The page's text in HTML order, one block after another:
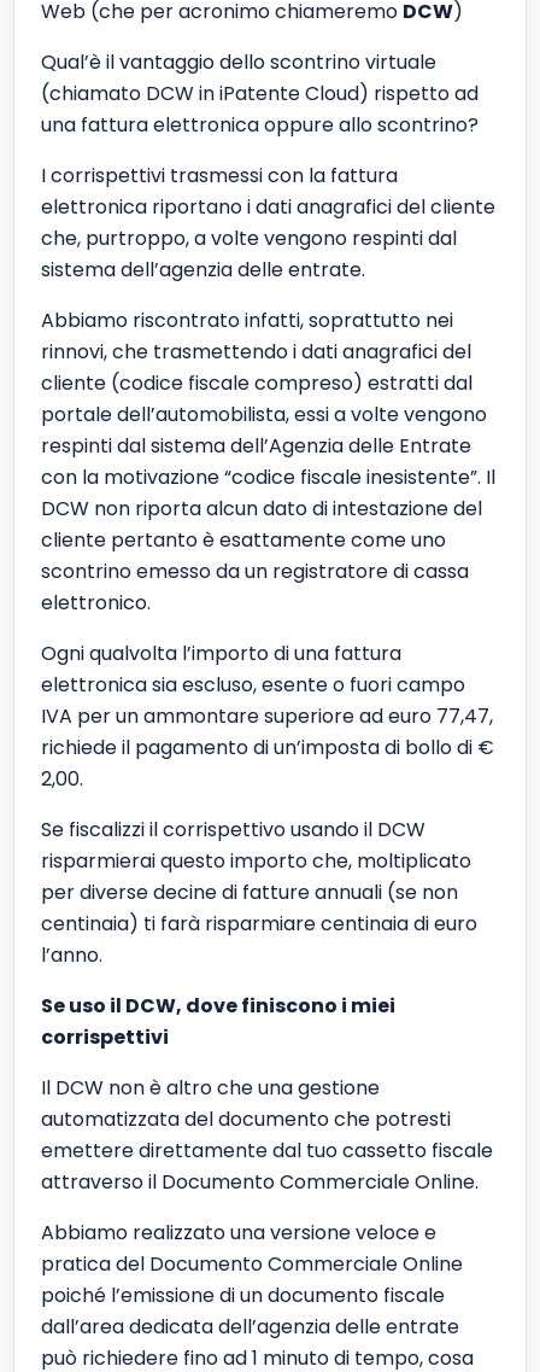
Web (che per acronimo chiameremo DCW)
Qual’è il vantaggio dello scontrino virtuale
(chiamato DCW in iPatente Cloud) rispetto ad
una fattura elettronica oppure allo scontrino?
I corrispettivi trasmessi con la fattura
elettronica riportano i dati anagrafici del cliente
che, purtroppo, a volte vengono respinti dal
sistema dell’agenzia delle entrate.
Abbiamo riscontrato infatti, soprattutto nei
rinnovi, che trasmettendo i dati anagrafici del
cliente (codice fiscale compreso) estratti dal
portale dell’automobilista, essi a volte vengono
respinti dal sistema dell’Agenzia delle Entrate
con la motivazione “codice fiscale inesistente”. Il
DCW non riporta alcun dato di intestazione del
cliente pertanto è esattamente come uno
scontrino emesso da un registratore di cassa
elettronico.
Ogni qualvolta l’importo di una fattura
elettronica sia escluso, esente o fuori campo
IVA per un ammontare superiore ad euro 77,47,
richiede il pagamento di un’imposta di bollo di €
2,00.
Se fiscalizzi il corrispettivo usando il DCW
risparmierai questo importo che, moltiplicato
per diverse decine di fatture annuali (se non
centinaia) ti farà risparmiare centinaia di euro
l’anno.
Se uso il DCW, dove finiscono i miei
corrispettivi
Il DCW non è altro che una gestione
automatizzata del documento che potresti
emettere direttamente dal tuo cassetto fiscale
attraverso il Documento Commerciale Online.
Abbiamo realizzato una versione veloce e
pratica del Documento Commerciale Online
poiché l’emissione di un documento fiscale
dall’area dedicata dell’agenzia delle entrate
può richiedere fino ad 1 minuto di tempo, cosa